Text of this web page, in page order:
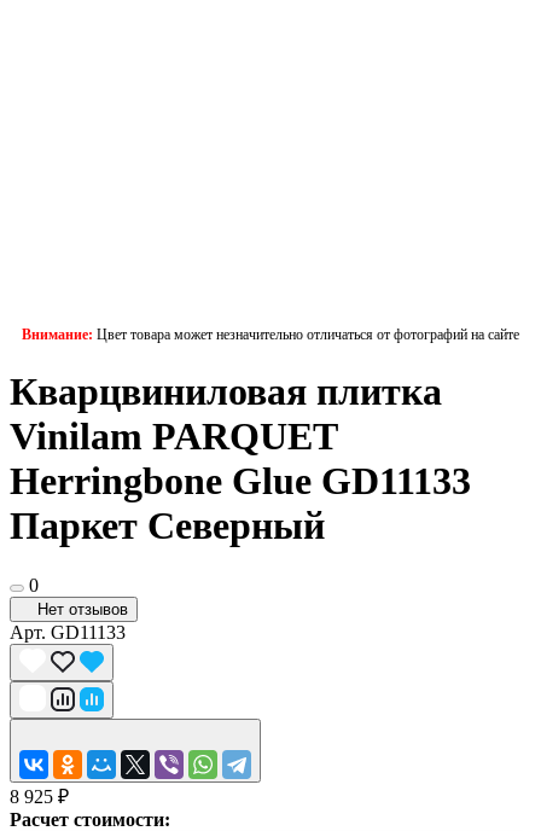
Внимание: Цвет товара может незначительно отличаться от фотографий на сайте
Кварцвиниловая плитка
Vinilam PARQUET
Herringbone Glue GD11133
Паркет Северный
0
Нет отзывов
Арт. GD11133
8 925 ₽
Расчет стоимости: